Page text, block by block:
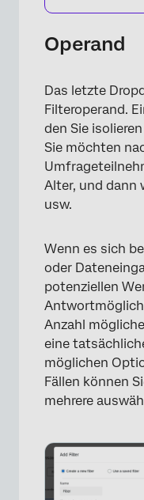
Operand
Das letzte
Filteroperand.
den Sie
Sie möchten
Alter, und dann
usw.
Wenn es sich
oder
potenziellen
Anzahl
eine
möglichen
Fällen können
mehrere